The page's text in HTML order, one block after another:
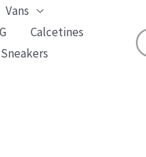
Vans
Calcetines
Sneakers
de